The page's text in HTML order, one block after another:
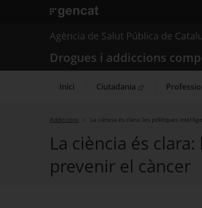
. Obre en una nova finestra.
Agència de Salut Pública de
Drogues i addiccions
Inici Ciutadania
. Obre en una nova finestra.
. Obre en una nova finestra.
Addiccions La ciència és clara: les polítiques
La ciència és
prevenir el càncer